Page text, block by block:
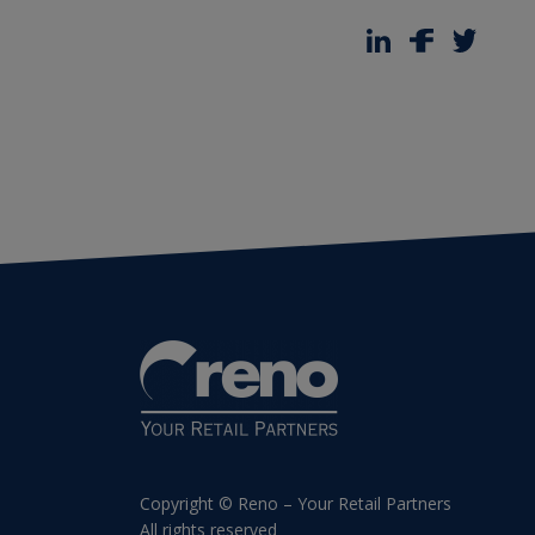
Copyright © Reno – Your Retail Partners
All rights reserved